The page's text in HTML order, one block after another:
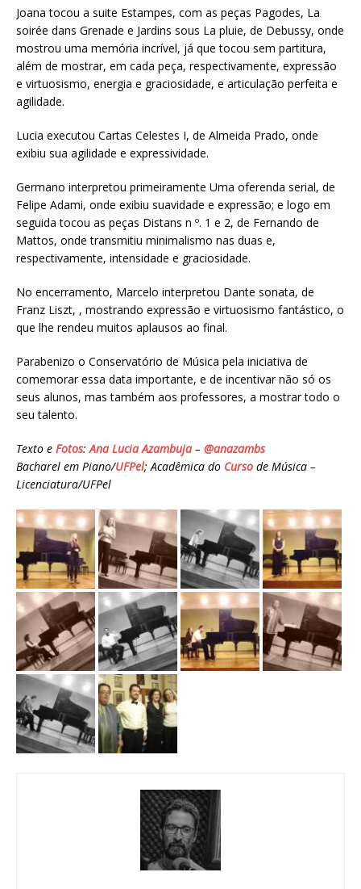
Joana tocou a suite Estampes, com as peças Pagodes, La
soirée dans Grenade e Jardins sous La pluie, de Debussy, onde
mostrou uma memória incrível, já que tocou sem partitura,
além de mostrar, em cada peça, respectivamente, expressão
e virtuosismo, energia e graciosidade, e articulação perfeita e
agilidade.
Lucia executou Cartas Celestes I, de Almeida Prado, onde
exibiu sua agilidade e expressividade.
Germano interpretou primeiramente Uma oferenda serial, de
Felipe Adami, onde exibiu suavidade e expressão; e logo em
seguida tocou as peças Distans n º. 1 e 2, de Fernando de
Mattos, onde transmitiu minimalismo nas duas e,
respectivamente, intensidade e graciosidade.
No encerramento, Marcelo interpretou Dante sonata, de
Franz Liszt, , mostrando expressão e virtuosismo fantástico, o
que lhe rendeu muitos aplausos ao final.
Parabenizo o Conservatório de Música pela iniciativa de
comemorar essa data importante, e de incentivar não só os
seus alunos, mas também aos professores, a mostrar todo o
seu talento.
Texto e Fotos:Ana Lucia Azambuja – @anazambs
Bacharel em Piano/UFPel; Acadêmica do Curso de Música –
Licenciatura/UFPel